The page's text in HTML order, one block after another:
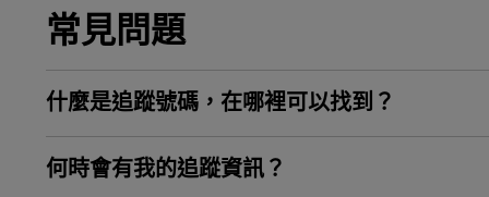
常見問題
什麼是追蹤號碼，在哪裡可以找到？
何時會有我的追蹤資訊？